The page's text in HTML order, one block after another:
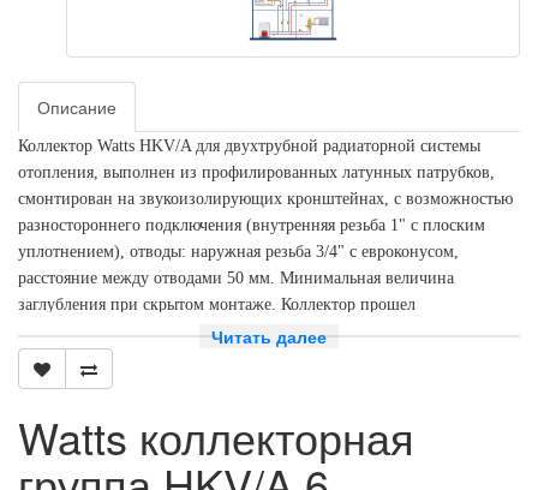
Описание
Коллектор Watts HKV/A для двухтрубной радиаторной системы
отопления, выполнен из профилированных латунных патрубков,
смонтирован на звукоизолирующих кронштейнах, с возможностью
разностороннего подключения (внутренняя резьба 1" с плоским
уплотнением), отводы: наружная резьба 3/4" с евроконусом,
расстояние между отводами 50 мм. Минимальная величина
заглубления при скрытом монтаже. Коллектор прошел
функциональные и гидравлические испытания. Концевые группы с
воздушным клапаном и двумя заглушками.
- размер 1" в.р.
Читать далее
Watts коллекторная